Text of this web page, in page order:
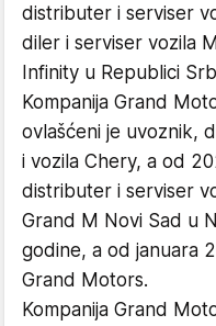
distributer i serviser
diler i serviser vozila
Infinity u Republici
Kompanija Grand
ovlašćeni je uvoznik,
i vozila Chery, a od
distributer i serviser
Grand M Novi Sad u
godine, a od januara
Grand Motors.
Kompanija Grand